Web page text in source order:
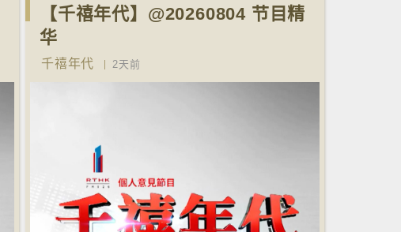
【千禧年代】@20260804 节目精
华
千禧年代 2天前